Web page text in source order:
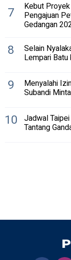
7 Kebut
Pengajuan
Gedangan
8 Selain
Lempari
9 Menyalahi
Subandi
10 Jadwal
Tantang